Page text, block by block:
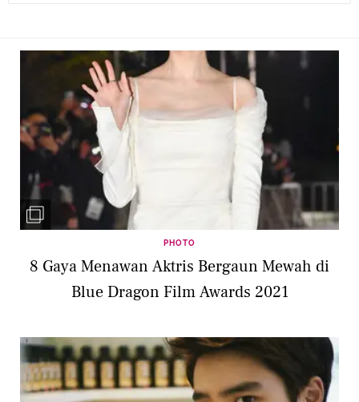
PHOTO
8 Gaya Menawan Aktris Bergaun Mewah di
Blue Dragon Film Awards 2021